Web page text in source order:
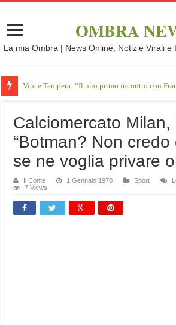
OMBRA
La mia Ombra | News Online, Notizie Virali e
Vince Tempera: “Il mio primo incontro con
Calciomercato Milan,
“Botman? Non credo
se ne voglia privare
Il Conte 1 Gennaio 1970 Sport
7 Views